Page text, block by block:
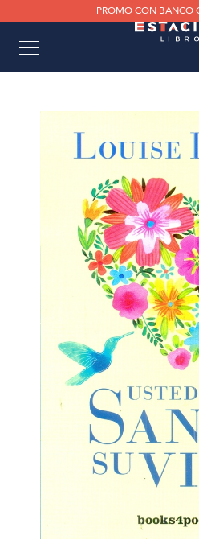
PROMO CON BANCO